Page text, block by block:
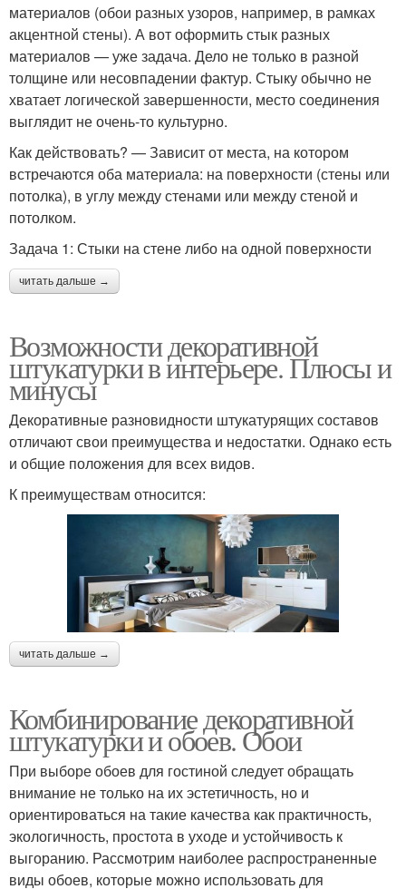
материалов (обои разных узоров, например, в рамках
акцентной стены). А вот оформить стык разных
материалов — уже задача. Дело не только в разной
толщине или несовпадении фактур. Стыку обычно не
хватает логической завершенности, место соединения
выглядит не очень-то культурно.
Как действовать? — Зависит от места, на котором
встречаются оба материала: на поверхности (стены или
потолка), в углу между стенами или между стеной и
потолком.
Задача 1: Стыки на стене либо на одной поверхности
читать дальше →
Возможности декоративной
штукатурки в интерьере. Плюсы и
минусы
Декоративные разновидности штукатурящих составов
отличают свои преимущества и недостатки. Однако есть
и общие положения для всех видов.
К преимуществам относится:
читать дальше →
Комбинирование декоративной
штукатурки и обоев. Обои
При выборе обоев для гостиной следует обращать
внимание не только на их эстетичность, но и
ориентироваться на такие качества как практичность,
экологичность, простота в уходе и устойчивость к
выгоранию. Рассмотрим наиболее распространенные
виды обоев, которые можно использовать для